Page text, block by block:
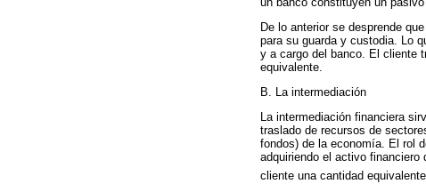
De lo anterior se desprende
para su guarda y custodia. Lo
y a cargo del banco. El cliente
equivalente.
B. La intermediación
La intermediación financiera
traslado de recursos de
fondos) de la economía. El rol
adquiriendo el activo financiero
cliente una cantidad